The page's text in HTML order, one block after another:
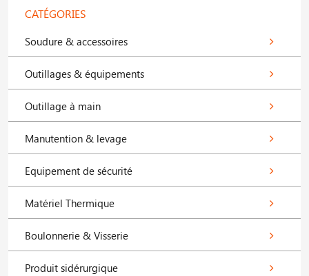
CATÉGORIES
Soudure & accessoires
Outillages & équipements
Outillage à main
Manutention & levage
Equipement de sécurité
Matériel Thermique
Boulonnerie & Visserie
Produit sidérurgique